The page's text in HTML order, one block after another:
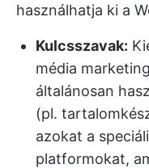
használhatja ki a
Kulcsszavak:
média
általánosan
(pl.
azokat a
platformokat,